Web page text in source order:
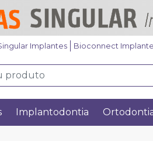
Implantes Bioconnect
Implantodontia